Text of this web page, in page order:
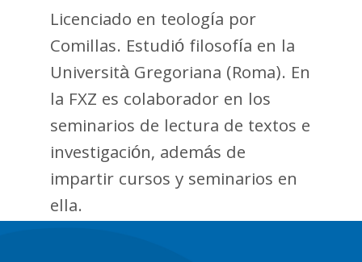
Licenciado en teología por
Comillas. Estudió filosofía en la
Università Gregoriana (Roma). En
la FXZ es colaborador en los
seminarios de lectura de textos e
investigación, además de
impartir cursos y seminarios en
ella.